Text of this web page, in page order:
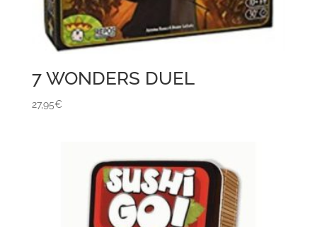
7 WONDERS DUEL
27,95€